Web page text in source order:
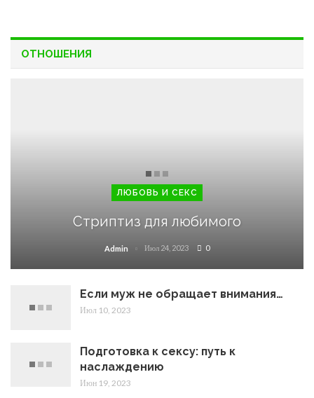
ОТНОШЕНИЯ
ЛЮБОВЬ И СЕКС
Стриптиз для любимого
Admin Июл 24, 2023 0
Если муж не обращает внимания…
Июл 10, 2023
Подготовка к сексу: путь к
наслаждению
Июн 19, 2023